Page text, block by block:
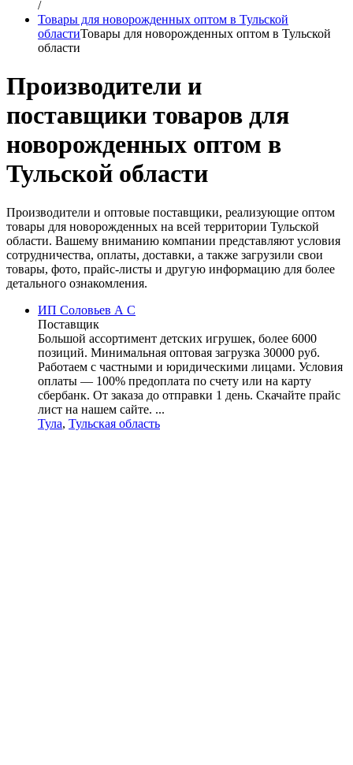
/
Товары для новорожденных оптом в Тульской
областиТовары для новорожденных оптом в Тульской
области
Производители и
поставщики товаров для
новорожденных оптом в
Тульской области
Производители и оптовые поставщики, реализующие оптом
товары для новорожденных на всей территории Тульской
области. Вашему вниманию компании представляют условия
сотрудничества, оплаты, доставки, а также загрузили свои
товары, фото, прайс-листы и другую информацию для более
детального ознакомления.
ИП Соловьев А С
Поставщик
Большой ассортимент детских игрушек, более 6000
позиций. Минимальная оптовая загрузка 30000 руб.
Работаем с частными и юридическими лицами. Условия
оплаты — 100% предоплата по счету или на карту
сбербанк. От заказа до отправки 1 день. Скачайте прайс
лист на нашем сайте. ...
Тула, Тульская область